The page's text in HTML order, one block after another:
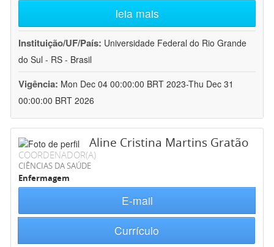
leia mais
Instituição/UF/País: Universidade Federal do Rio Grande
do Sul - RS - Brasil
Vigência: Mon Dec 04 00:00:00 BRT 2023-Thu Dec 31
00:00:00 BRT 2026
Aline Cristina Martins Gratão
COORDENADOR(A)
CIÊNCIAS DA SAÚDE
Enfermagem
E-mail
Currículo